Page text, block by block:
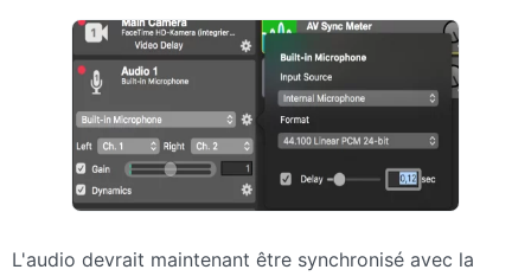
L'audio devrait maintenant être synchronisé avec la